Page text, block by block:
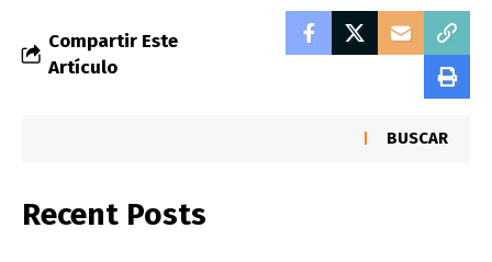
Compartir Este
Artículo
BUSCAR
Recent Posts